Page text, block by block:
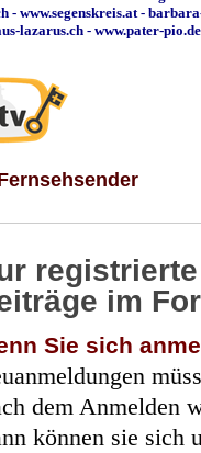
- www.segenskreis.at -
lazarus.ch - www.pater-pio.de
im
Sie sich
dem Anmelden
können sie sich